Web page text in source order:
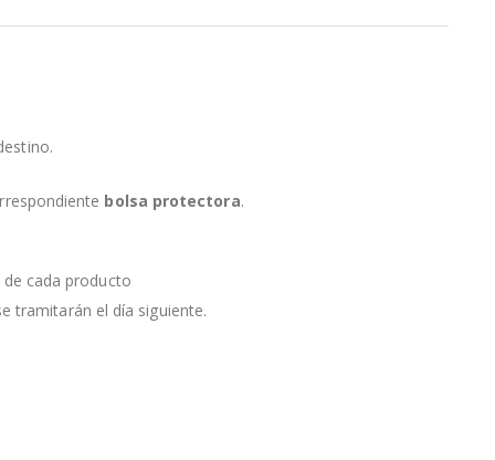
bolsa protectora.
cada producto
tramitarán el día siguiente.